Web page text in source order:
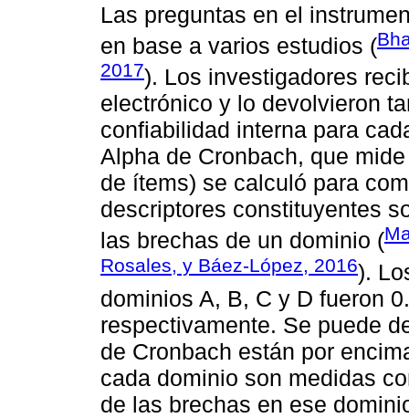
Las preguntas en el
en base a varios estudios (
2017). Los investigadores
electrónico y lo devolvieron
confiabilidad interna para
Alpha de Cronbach, que
de ítems) se calculó para
descriptores constituyentes
las brechas de un dominio (
Rosales, y Báez-López, 2016).
dominios A, B, C y D fueron
respectivamente. Se puede
de Cronbach están por
cada dominio son medidas
de las brechas en ese